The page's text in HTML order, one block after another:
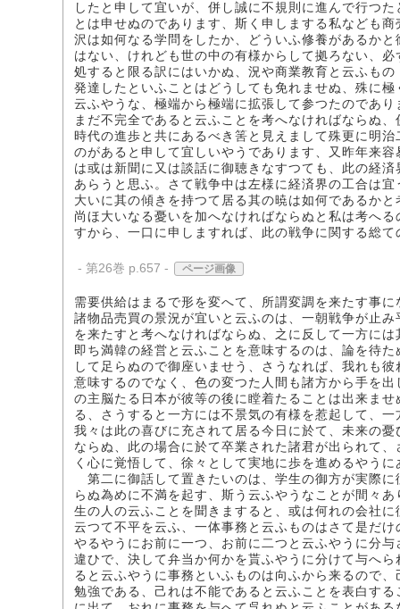
したと申して宜いが、併し誠に不規則に進んで行つ
とは申せぬのであります、斯く申しまする私なども
沢は如何なる学問をしたか、どういふ修養があるか
はない、けれども世の中の有様からして拠ろない、
処すると限る訳にはいかぬ、況や商業教育と云ふも
発達したといふことはどうしても免れませぬ、殊に
云ふやうな、極端から極端に拡張して参つたのであ
まだ不完全であると云ふことを考へなければならぬ
時代の進歩と共にあるべき筈と見えまして殊更に明
のがあると申して宜しいやうであります、又昨年来
は或は新聞に又は談話に御聴きなすつても、此の経
あらうと思ふ。さて戦争中は左様に経済界の工合は
大いに其の傾きを持つて居る其の暁は如何であるか
尚ほ大いなる憂いを加へなければならぬと私は考へ
すから、一口に申しますれば、此の戦争に関する総て
- 第26巻 p.657 - ページ画像
需要供給はまるで形を変へて、所謂変調を来たす事
諸物品売買の景況が宜いと云ふのは、一朝戦争が止
を来たすと考へなければならぬ、之に反して一方に
即ち満韓の経営と云ふことを意味するのは、論を待
して足らぬので御座いませう、さうなれば、我れも
意味するのでなく、色の変つた人間も諸方から手を
の主脳たる日本が彼等の後に瞠着たることは出来ま
る、さうすると一方には不景気の有様を惹起して、
我々は此の喜びに充されて居る今日に於て、未来の
ならぬ、此の場合に於て卒業された諸君が出られて
く心に覚悟して、徐々として実地に歩を進めるやう
第二に御話して置きたいのは、学生の御方が実際
らぬ為めに不満を起す、斯う云ふやうなことが間々
生の人の云ふことを聞きますると、或は何れの会社
云つて不平を云ふ、一体事務と云ふものはさて是だ
やるやうにお前に一つ、お前に二つと云ふやうに分
違ひで、決して弁当か何かを貰ふやうに分けて与へ
ると云ふやうに事務といふものは向ふから来るので
勉強である、己れは不能であると云ふことを表白す